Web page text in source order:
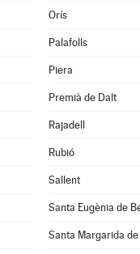
Orís
Palafolls
Piera
Premià de Dalt
Rajadell
Rubió
Sallent
Santa Eugènia de
Santa Margarida